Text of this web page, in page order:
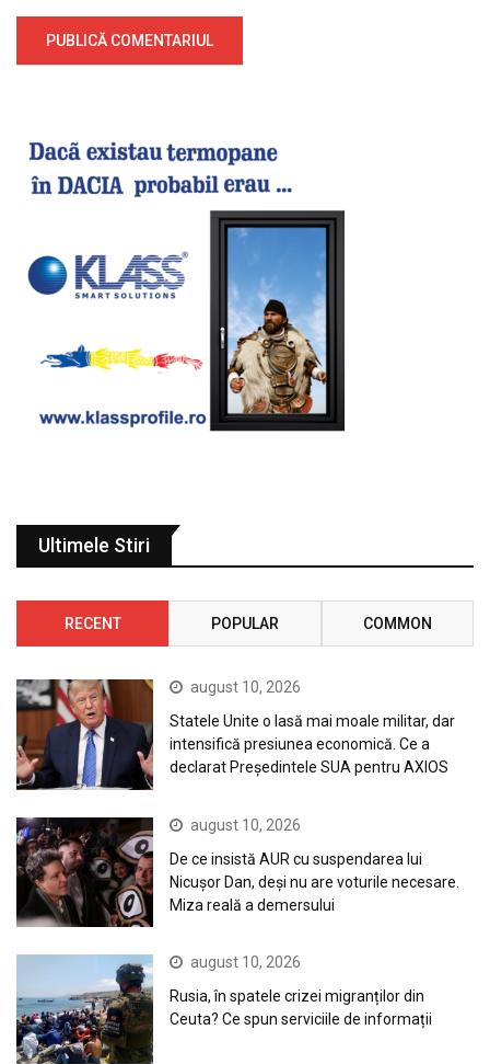
Ultimele Stiri
RECENT POPULAR COMMON
august 10, 2026
Statele Unite o lasă mai moale militar, dar
intensifică presiunea economică. Ce a
declarat Președintele SUA pentru AXIOS
august 10, 2026
De ce insistă AUR cu suspendarea lui
Nicușor Dan, deși nu are voturile necesare.
Miza reală a demersului
august 10, 2026
Rusia, în spatele crizei migranților din
Ceuta? Ce spun serviciile de informații